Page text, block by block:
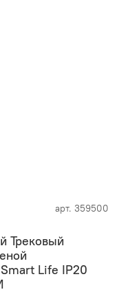
арт. 359500
Трековый
Life IP20